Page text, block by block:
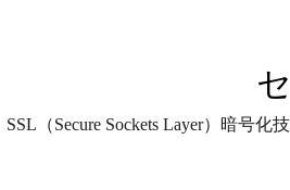
（Secure Sockets Layer）暗号